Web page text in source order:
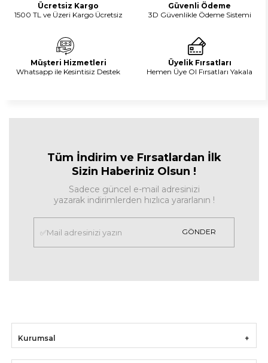
Ücretsiz Kargo
1500 TL ve Üzeri Kargo Ücretsiz
Güvenli Ödeme
3D Güvenlikle Ödeme Sistemi
Müşteri Hizmetleri
Whatsapp ile Kesintisiz Destek
Üyelik Fırsatları
Hemen Üye Ol Fırsatları Yakala
Tüm İndirim ve Fırsatlardan İlk
Sizin Haberiniz Olsun !
Sadece güncel e-mail adresinizi
yazarak indirimlerden hızlıca yararlanın !
GÖNDER
Kurumsal